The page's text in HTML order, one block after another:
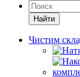
Найти
Чистим